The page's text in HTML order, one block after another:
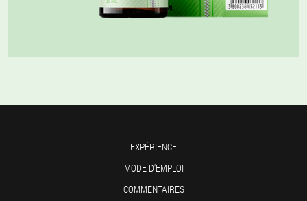
EXPÉRIENCE
MODE D'EMPLOI
COMMENTAIRES